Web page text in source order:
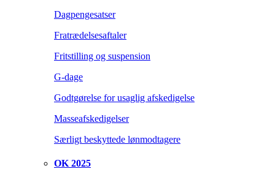
Dagpengesatser
Fratrædelsesaftaler
Fritstilling og suspension
G-dage
Godtgørelse for usaglig afskedigelse
Masseafskedigelser
Særligt beskyttede lønmodtagere
OK 2025